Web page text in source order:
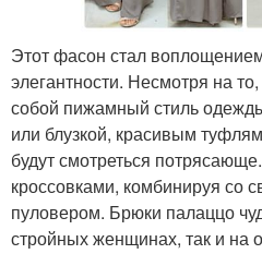
Этот фасон стал
элегантности. Несмотря на
собой пижамный стиль
или блузкой, красивым
будут смотреться
кроссовками, комбинируя со
пуловером. Брюки палаццо
стройных женщинах, так и на